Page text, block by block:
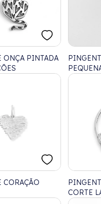
ONÇA PINTADA
CORAÇÃO
CORTE